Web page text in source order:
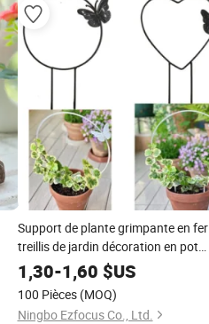
Support de plante grimpante en fer
treillis de jardin décoration en pot
Ci20708
1,30-1,60 $US
100 Pièces (MOQ)
Ningbo Ezfocus Co., Ltd.